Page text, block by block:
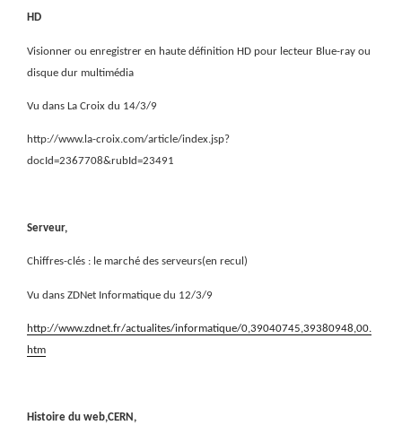
HD
Visionner ou enregistrer en haute définition HD pour lecteur Blue-ray ou
disque dur multimédia
Vu dans La Croix du 14/3/9
http://www.la-croix.com/article/index.jsp?
docId=2367708&rubId=23491
Serveur,
Chiffres-clés : le marché des serveurs(en recul)
Vu dans ZDNet Informatique du 12/3/9
http://www.zdnet.fr/actualites/informatique/0,39040745,39380948,00.
htm
Histoire du web,CERN,